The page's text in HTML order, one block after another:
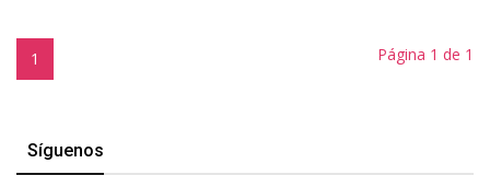
1 Página 1 de 1
Síguenos